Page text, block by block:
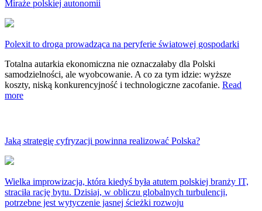
Miraże polskiej autonomii
Polexit to droga prowadząca na peryferie światowej gospodarki
Totalna autarkia ekonomiczna nie oznaczałaby dla Polski
samodzielności, ale wyobcowanie. A co za tym idzie: wyższe
koszty, niską konkurencyjność i technologiczne zacofanie. Read
more
Jaką strategię cyfryzacji powinna realizować Polska?
Wielka improwizacja, która kiedyś była atutem polskiej branży IT,
straciła rację bytu. Dzisiaj, w obliczu globalnych turbulencji,
potrzebne jest wytyczenie jasnej ścieżki rozwoju